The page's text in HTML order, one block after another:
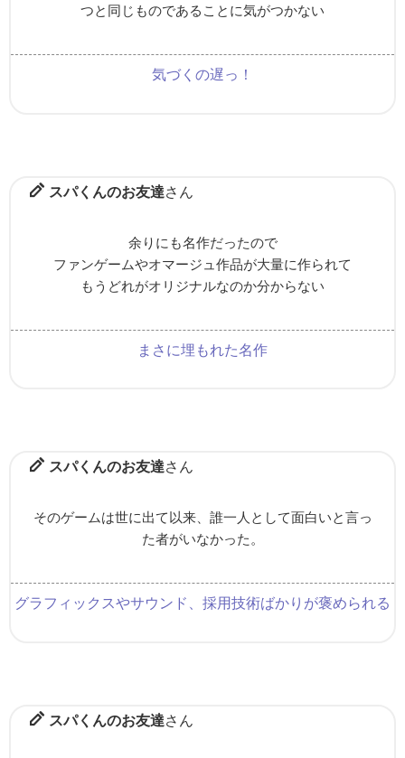
つと同じものであることに気がつかない
気づくの遅っ！
スパくんのお友達さん
余りにも名作だったので
ファンゲームやオマージュ作品が大量に作られて
もうどれがオリジナルなのか分からない
まさに埋もれた名作
スパくんのお友達さん
そのゲームは世に出て以来、誰一人として面白いと言っ
た者がいなかった。
グラフィックスやサウンド、採用技術ばかりが褒められる
スパくんのお友達さん